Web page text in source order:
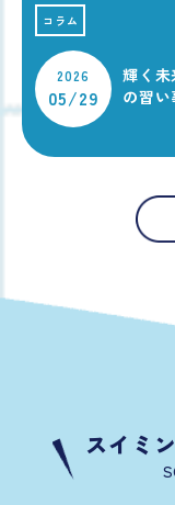
コラム
2026
05/29
輝く未
の習
スイミ